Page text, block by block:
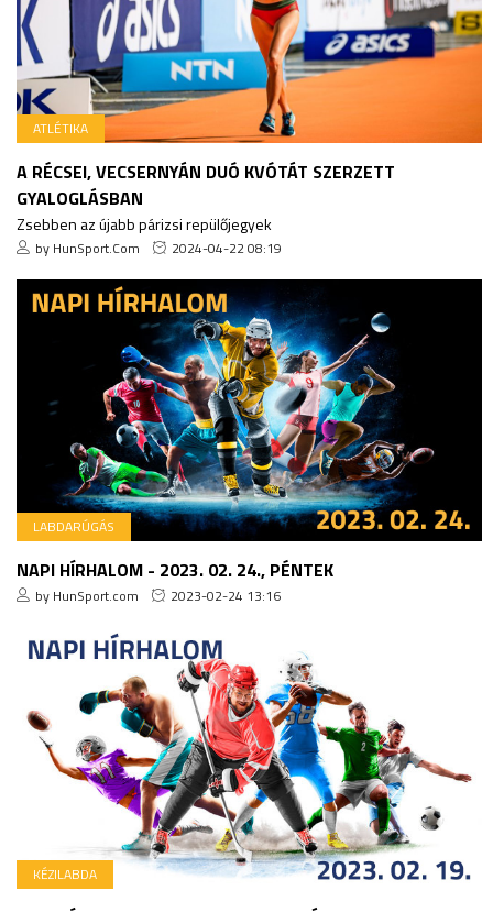
ATLÉTIKA
A RÉCSEI, VECSERNYÁN DUÓ KVÓTÁT SZERZETT
GYALOGLÁSBAN
Zsebben az újabb párizsi repülőjegyek
by HunSport.Com 2024-04-22 08:19
LABDARÚGÁS
NAPI HÍRHALOM - 2023. 02. 24., PÉNTEK
by HunSport.com 2023-02-24 13:16
KÉZILABDA